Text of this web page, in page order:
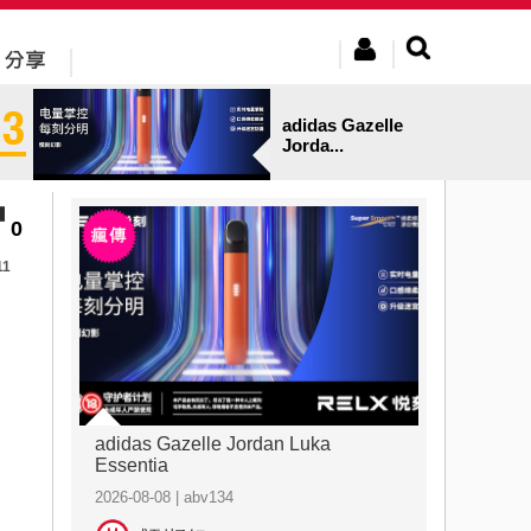
adidas Gazelle
Jorda...
0
adidas Gazelle Jordan Luka
Essentia
2026-08-08 | abv134